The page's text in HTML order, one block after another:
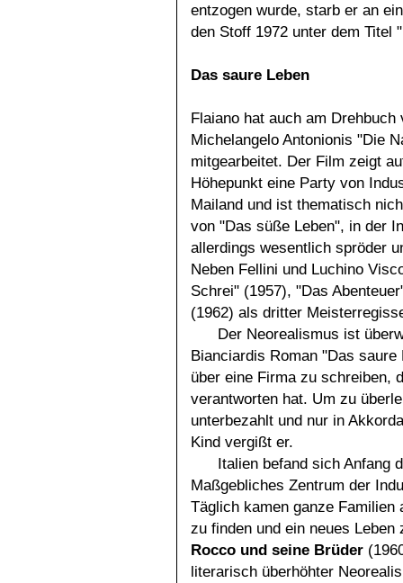
entzogen wurde, starb er an
den Stoff 1972 unter dem Titel
Das saure Leben
Flaiano hat auch am Drehbuch
Michelangelo Antonionis "Die
mitgearbeitet. Der Film zeigt
Höhepunkt eine Party von
Mailand und ist thematisch
von "Das süße Leben", in der
allerdings wesentlich spröder
Neben Fellini und Luchino
Schrei" (1957), "Das
(1962) als dritter
Der Neorealismus ist
Bianciardis Roman "Das
über eine Firma zu schreiben,
verantworten hat. Um zu
unterbezahlt und nur in
Kind vergißt er.
Italien befand sich Anfang
Maßgebliches Zentrum der
Täglich kamen ganze Familien
zu finden und ein neues
Rocco und seine Brüder
literarisch überhöhter